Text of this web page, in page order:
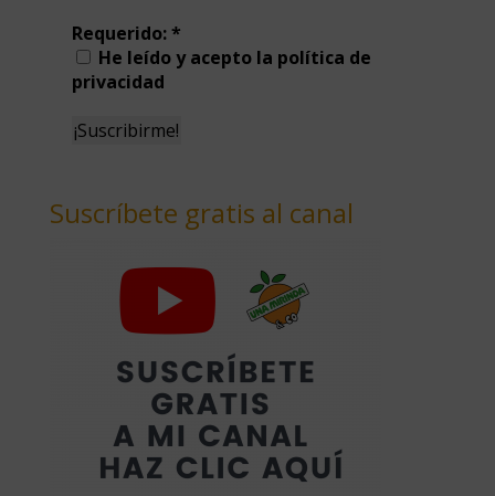
Requerido:*
He leído y acepto la política de
privacidad
Suscríbete gratis al canal